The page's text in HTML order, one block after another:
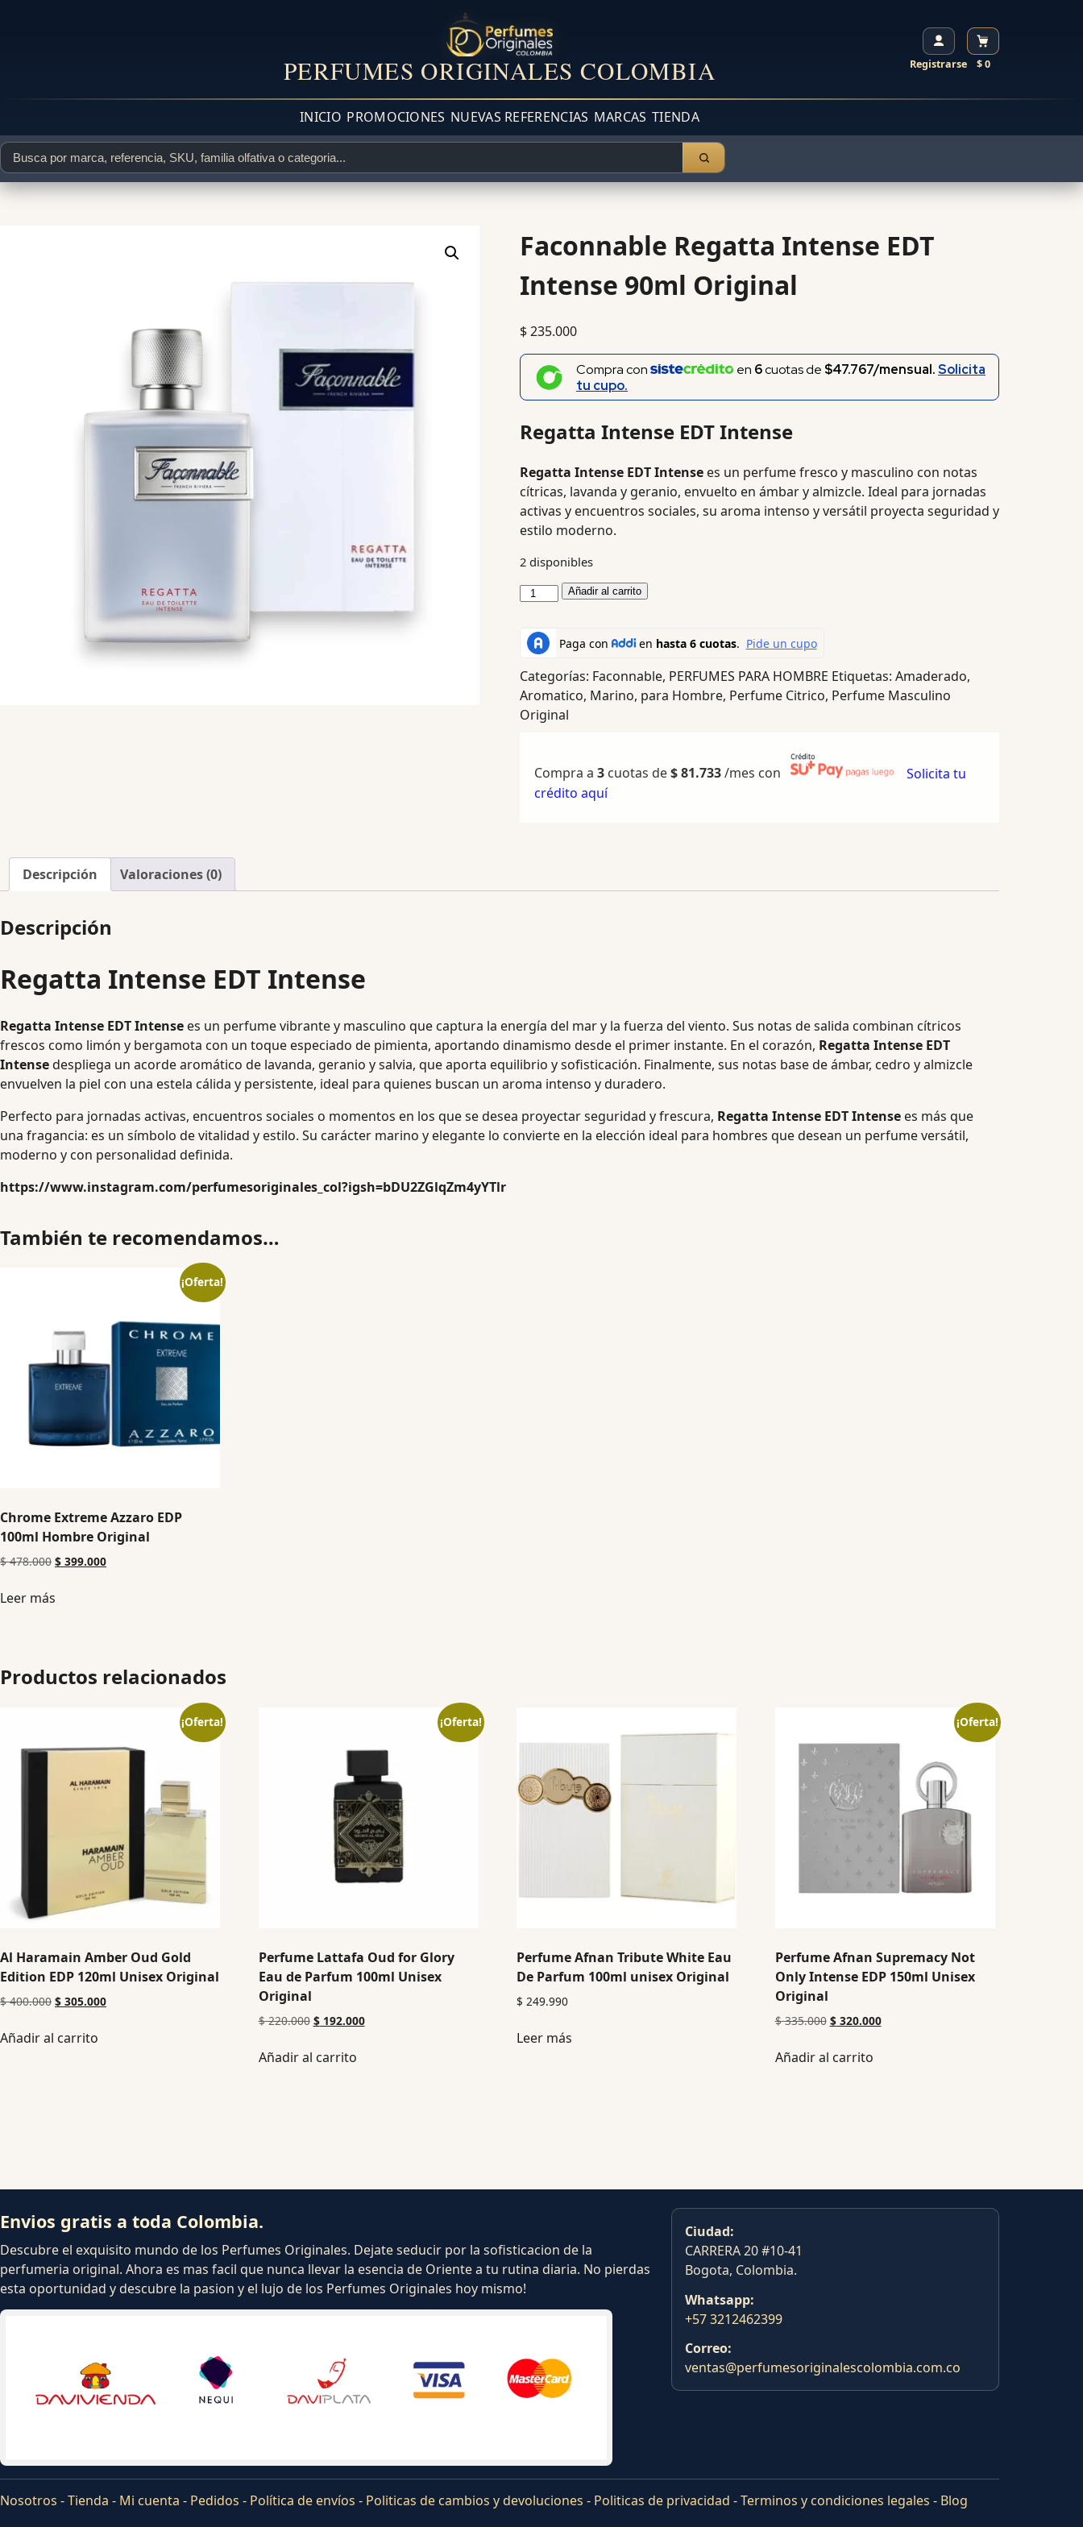
PERFUMES ORIGINALES COLOMBIA Registrarse $ 0
INICIO PROMOCIONES NUEVAS REFERENCIAS MARCAS TIENDA
Faconnable Regatta Intense EDT
Intense 90ml Original
$235.000
Compra con en 6cuotas de $47.767/mensual.Solicita
tu cupo.
Regatta Intense EDT Intense
Regatta Intense EDT Intensees un perfume fresco y masculino con notas
cítricas, lavanda y geranio, envuelto en ámbar y almizcle. Ideal para jornadas
activas y encuentros sociales, su aroma intenso y versátil proyecta seguridad y
estilo moderno.
2 disponibles
Añadir al carrito
Categorías: Faconnable, PERFUMES PARA HOMBRE Etiquetas: Amaderado,
Aromatico, Marino, para Hombre, Perfume Citrico, Perfume Masculino
Original
Compra a 3cuotas de$81.733/mes con
Solicita tu
crédito aquí
Descripción Valoraciones (0)
Descripción
Regatta Intense EDT Intense
Regatta Intense EDT Intense es un perfume vibrante y masculino que captura la energía del mar y la fuerza del viento. Sus notas de salida combinan cítricos
frescos como limón y bergamota con un toque especiado de pimienta, aportando dinamismo desde el primer instante. En el corazón, Regatta Intense EDT
Intensedespliega un acorde aromático de lavanda, geranio y salvia, que aporta equilibrio y sofisticación. Finalmente, sus notas base de ámbar, cedro y almizcle
envuelven la piel con una estela cálida y persistente, ideal para quienes buscan un aroma intenso y duradero.
Perfecto para jornadas activas, encuentros sociales o momentos en los que se desea proyectar seguridad y frescura, Regatta Intense EDT Intense es más que
una fragancia: es un símbolo de vitalidad y estilo. Su carácter marino y elegante lo convierte en la elección ideal para hombres que desean un perfume versátil,
moderno y con personalidad definida.
https://www.instagram.com/perfumesoriginales_col?igsh=bDU2ZGlqZm4yYTlr
También te recomendamos…
¡Oferta!
Chrome Extreme Azzaro EDP
100ml Hombre Original
$478.000 $ 399.000
Leer más
Productos relacionados
¡Oferta!
Al Haramain Amber Oud Gold
Edition EDP 120ml Unisex Original
$400.000 $ 305.000
Añadir al carrito
¡Oferta!
Perfume Lattafa Oud for Glory
Eau de Parfum 100ml Unisex
Original
$220.000 $192.000
Añadir al carrito
Perfume Afnan Tribute White Eau
De Parfum 100ml unisex Original
$ 249.990
Leer más
¡Oferta!
Perfume Afnan Supremacy Not
Only Intense EDP 150ml Unisex
Original
$335.000 $320.000
Añadir al carrito
Envios gratis a toda Colombia.
Descubre el exquisito mundo de los Perfumes Originales. Dejate seducir por la sofisticacion de la
perfumeria original. Ahora es mas facil que nunca llevar la esencia de Oriente a tu rutina diaria. No pierdas
esta oportunidad y descubre la pasion y el lujo de los Perfumes Originales hoy mismo!
Ciudad:
CARRERA 20 #10-41
Bogota, Colombia.
Whatsapp:
+57 3212462399
Correo:
ventas@perfumesoriginalescolombia.com.co
Nosotros -Tienda - Mi cuenta - Pedidos - Política de envíos - Politicas de cambios y devoluciones - Politicas de privacidad -Terminos y condiciones legales - Blog